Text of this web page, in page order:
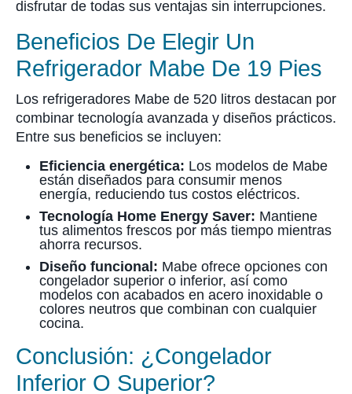
disfrutar de todas sus ventajas sin interrupciones.
Beneficios De Elegir Un
Refrigerador Mabe De 19 Pies
Los refrigeradores Mabe de 520 litros destacan por
combinar tecnología avanzada y diseños prácticos.
Entre sus beneficios se incluyen:
Eficiencia energética: Los modelos de Mabe
están diseñados para consumir menos
energía, reduciendo tus costos eléctricos.
Tecnología Home Energy Saver: Mantiene
tus alimentos frescos por más tiempo mientras
ahorra recursos.
Diseño funcional: Mabe ofrece opciones con
congelador superior o inferior, así como
modelos con acabados en acero inoxidable o
colores neutros que combinan con cualquier
cocina.
Conclusión: ¿Congelador
Inferior O Superior?